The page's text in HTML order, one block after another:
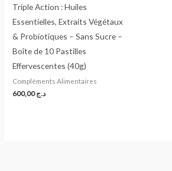
Triple Action : Huiles
Essentielles, Extraits Végétaux
& Probiotiques – Sans Sucre –
Boîte de 10 Pastilles
Effervescentes (40g)
Compléments Alimentaires
د.ج600,00